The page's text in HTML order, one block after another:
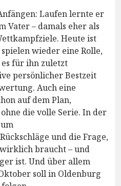
Laufen lernte er
Vater – damals eher als
Heute ist
wieder eine Rolle,
für ihn zuletzt
persönlicher Bestzeit
Auch eine
auf dem Plan,
die volle Serie. In der
und die Frage,
braucht – und
ist. Und über allem
soll in Oldenburg